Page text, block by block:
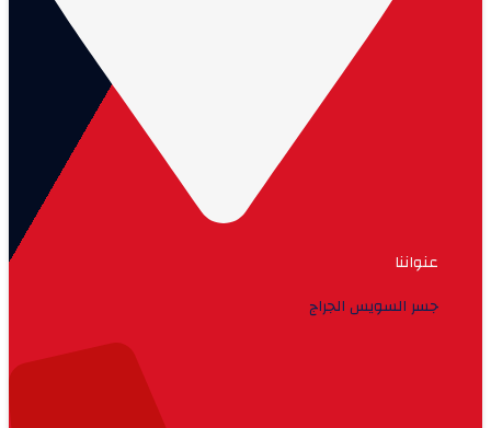
عنواننا
جسر السويس الجراج